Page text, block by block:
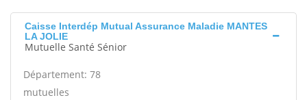
Caisse Interdép Mutual Assurance Maladie MANTES
LA JOLIE
Mutuelle Santé Sénior
Département: 78
mutuelles